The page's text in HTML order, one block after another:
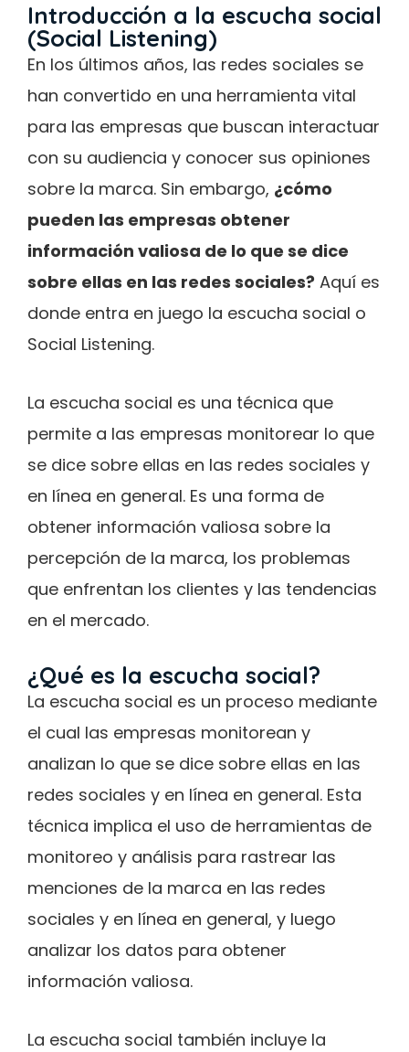
Introducción a la escucha social
(Social Listening)
En los últimos años, las redes sociales se
han convertido en una herramienta vital
para las empresas que buscan interactuar
con su audiencia y conocer sus opiniones
sobre la marca. Sin embargo, ¿cómo
pueden las empresas obtener
información valiosa de lo que se dice
sobre ellas en las redes sociales? Aquí es
donde entra en juego la escucha social o
Social Listening.
La escucha social es una técnica que
permite a las empresas monitorear lo que
se dice sobre ellas en las redes sociales y
en línea en general. Es una forma de
obtener información valiosa sobre la
percepción de la marca, los problemas
que enfrentan los clientes y las tendencias
en el mercado.
¿Qué es la escucha social?
La escucha social es un proceso mediante
el cual las empresas monitorean y
analizan lo que se dice sobre ellas en las
redes sociales y en línea en general. Esta
técnica implica el uso de herramientas de
monitoreo y análisis para rastrear las
menciones de la marca en las redes
sociales y en línea en general, y luego
analizar los datos para obtener
información valiosa.
La escucha social también incluye la